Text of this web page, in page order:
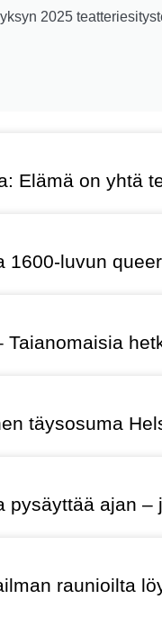
2025
Elämä on yhtä
1600-luvun
Taianomaisia
täysosuma
pysäyttää ajan –
raunioilta